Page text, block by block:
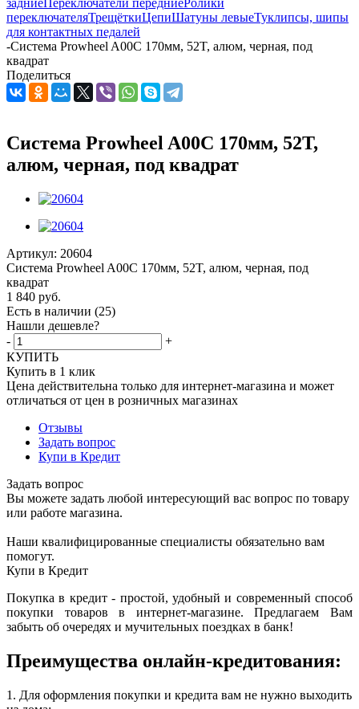
задниеПереключатели передниеРолики
переключателяТрещёткиЦепиШатуны левыеТуклипсы, шипы
для контактных педалей
-Система Prowheel A00C 170мм, 52T, алюм, черная, под
квадрат
Поделиться
Система Prowheel A00C 170мм, 52T,
алюм, черная, под квадрат
Артикул: 20604
Система Prowheel A00C 170мм, 52T, алюм, черная, под
квадрат
1 840 руб.
Есть в наличии (25)
Нашли дешевле?
-
+
КУПИТЬ
Купить в 1 клик
Цена действительна только для интернет-магазина и может
отличаться от цен в розничных магазинах
Отзывы
Задать вопрос
Купи в Кредит
Задать вопрос
Вы можете задать любой интересующий вас вопрос по товару
или работе магазина.
Наши квалифицированные специалисты обязательно вам
помогут.
Купи в Кредит
Покупка в кредит - простой, удобный и современный способ
покупки товаров в интернет-магазине. Предлагаем Вам
забыть об очередях и мучительных поездках в банк!
Преимущества онлайн-кредитования:
1. Для оформления покупки и кредита вам не нужно выходить